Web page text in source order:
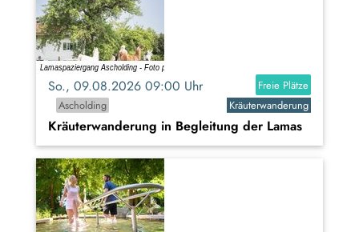
So., 09.08.2026 09:00 Uhr
Freie Plätze
Ascholding
Kräuterwanderung
Kräuterwanderung in Begleitung der Lamas